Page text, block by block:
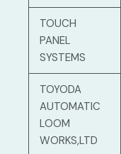
TOUCH
PANEL
SYSTEMS
TOYODA
AUTOMATIC
LOOM
WORKS,LTD